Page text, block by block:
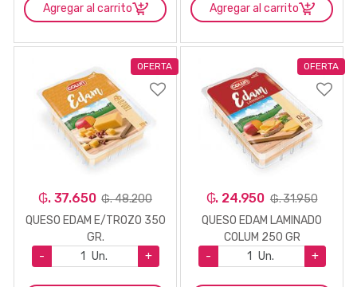
Agregar al carrito Agregar al carrito
OFERTA
₲. 37.650 ₲. 48.200
QUESO EDAM E/TROZO 350
GR.
-
Un. +
OFERTA
₲. 24.950 ₲. 31.950
QUESO EDAM LAMINADO
COLUM 250 GR
-
Un. +